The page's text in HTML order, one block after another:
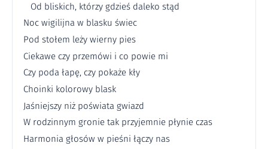
Od bliskich, którzy gdzieś daleko stąd
Noc wigilijna w blasku świec
Pod stołem leży wierny pies
Ciekawe czy przemówi i co powie mi
Czy poda łapę, czy pokaże kły
Choinki kolorowy blask
Jaśniejszy niż poświata gwiazd
W rodzinnym gronie tak przyjemnie płynie czas
Harmonia głosów w pieśni łączy nas